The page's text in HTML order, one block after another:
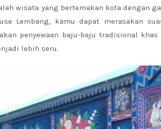
wisata yang bertemakan kota dengan
Lembang, kamu dapat merasakan
penyewaan baju-baju tradisional
lebih seru.